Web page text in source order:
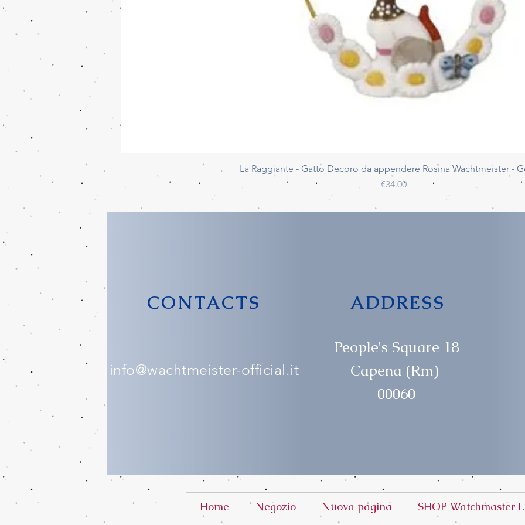
Quick View
La Raggiante - Gatto Decoro da appendere Rosina Wachtmeister -
Price
€34.00
CONTACTS
info@wachtmeister-official.it
ADDRESS
People's Square 18
Capena (Rm)
00060
Home Negozio Nuova pagina SHOP Watchmaster